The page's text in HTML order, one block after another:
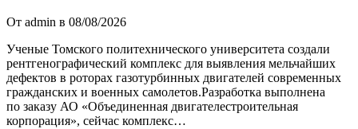
От admin в 08/08/2026
Ученые Томского политехнического университета создали
рентгенографический комплекс для выявления мельчайших
дефектов в роторах газотурбинных двигателей современных
гражданских и военных самолетов.Разработка выполнена
по заказу АО «Объединенная двигателестроительная
корпорация», сейчас комплекс…